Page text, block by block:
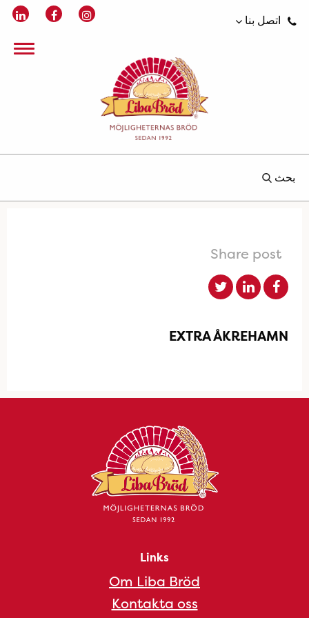
اتصل بنا
بحث
Share post
EXTRA ÅKREHAMN
Links
Om Liba Bröd
Kontakta oss